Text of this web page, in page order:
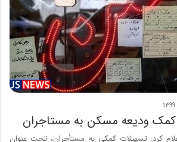
ودیعه مسکن به مستاجران
کرد: تسهیلات کمکی به مستأجران، تحت عنوان